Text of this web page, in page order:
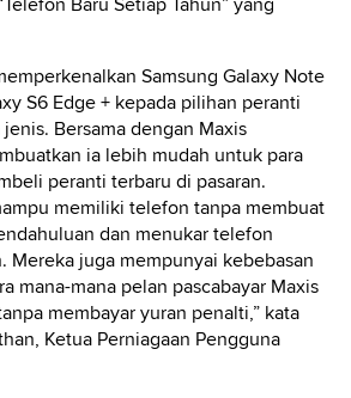
Baru Setiap Tahun” yang
Samsung Galaxy Note
S6 Edge + kepada pilihan peranti
Bersama dengan Maxis
ia lebih mudah untuk para
peranti terbaru di pasaran.
memiliki telefon tanpa membuat
dan menukar telefon
Mereka juga mempunyai kebebasan
mana-mana pelan pascabayar Maxis
membayar yuran penalti,” kata
Ketua Perniagaan Pengguna